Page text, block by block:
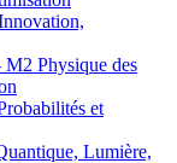
Physique des
et
Lumière,